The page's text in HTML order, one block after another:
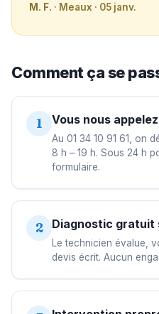
M. F. · Meaux · 05 janv.
Comment ça se
1 Vous nous appelez
Au 01 34 10 91 61, on
8 h – 19 h. Sous 24 h
formulaire.
2 Diagnostic gratuit
Le technicien évalue,
devis écrit. Aucun